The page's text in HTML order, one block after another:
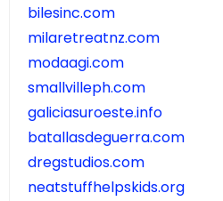
bilesinc.com
milaretreatnz.com
modaagi.com
smallvilleph.com
galiciasuroeste.info
batallasdeguerra.com
dregstudios.com
neatstuffhelpskids.org